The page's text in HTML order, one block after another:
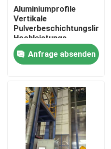
Aluminiumprofile
Vertikale
Pulverbeschichtungslinie
Hochleistungs-
Anfrage absenden